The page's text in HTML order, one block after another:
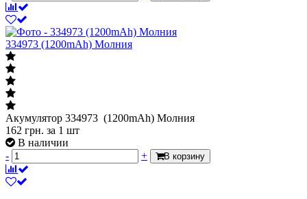
334973 (1200mAh) Молния
Акумулятор 334973 (1200mAh) Молния
162 грн. за 1 шт
В наличии
-
+ В корзину